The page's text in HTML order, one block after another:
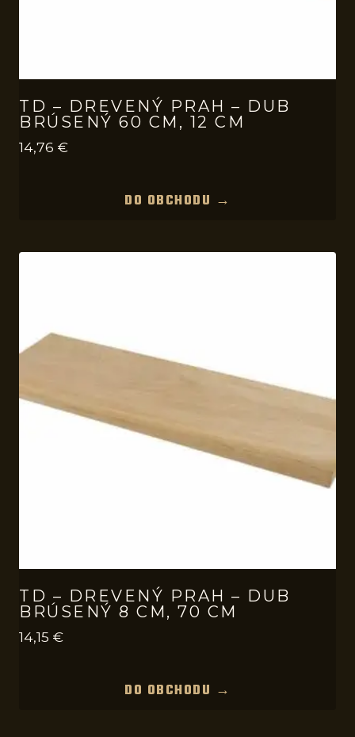
TD – DREVENÝ PRAH – DUB
BRÚSENÝ 60 CM, 12 CM
14,76 €
DO OBCHODU →
TD – DREVENÝ PRAH – DUB
BRÚSENÝ 8 CM, 70 CM
14,15 €
DO OBCHODU →